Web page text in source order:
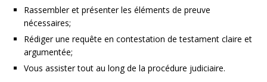
Rassembler et présenter les éléments de preuve
nécessaires;
Rédiger une requête en contestation de testament claire et
argumentée;
Vous assister tout au long de la procédure judiciaire.